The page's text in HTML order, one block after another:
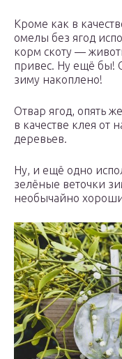
Кроме как в
омелы без ягод
корм скоту —
привес. Ну ещё бы!
зиму накоплено!
Отвар ягод, опять
в качестве клея от
деревьев.
Ну, и ещё одно
зелёные веточки
необычайно